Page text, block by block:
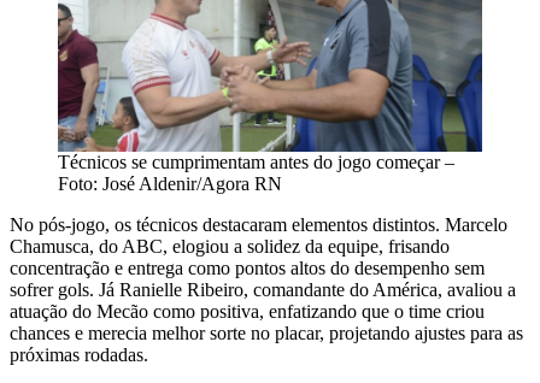
Técnicos se cumprimentam antes do jogo começar –
Foto: José Aldenir/Agora RN
No pós-jogo, os técnicos destacaram elementos distintos. Marcelo
Chamusca, do ABC, elogiou a solidez da equipe, frisando
concentração e entrega como pontos altos do desempenho sem
sofrer gols. Já Ranielle Ribeiro, comandante do América, avaliou a
atuação do Mecão como positiva, enfatizando que o time criou
chances e merecia melhor sorte no placar, projetando ajustes para as
próximas rodadas.